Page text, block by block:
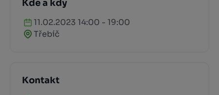
Kde a kdy
11.02.2023 14:00 - 19:00
Třebíč
Kontakt